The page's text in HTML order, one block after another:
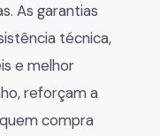
As garantias
técnica,
e melhor
reforçam a
compra